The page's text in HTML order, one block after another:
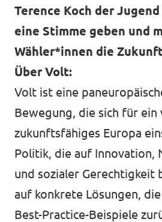
Terence Koch der
eine Stimme geben und
Wähler*innen die
Über Volt:
Volt ist eine
Bewegung, die sich für ein
zukunftsfähiges Europa
Politik, die auf Innovation,
und sozialer Gerechtigkeit
auf konkrete Lösungen,
Best-Practice-Beispiele